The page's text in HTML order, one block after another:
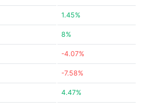
1.45%
8%
-4.07%
-7.58%
4.47%